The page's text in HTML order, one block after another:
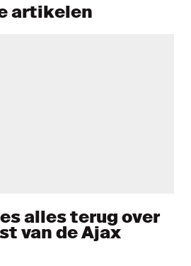
artikelen
alles terug over
van de Ajax